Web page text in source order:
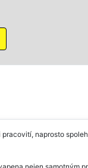
naprosto